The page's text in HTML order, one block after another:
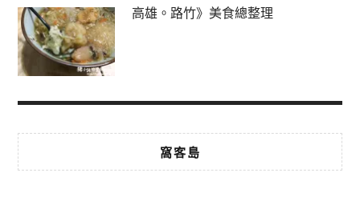
高雄。路竹》美食總整理
窩客島